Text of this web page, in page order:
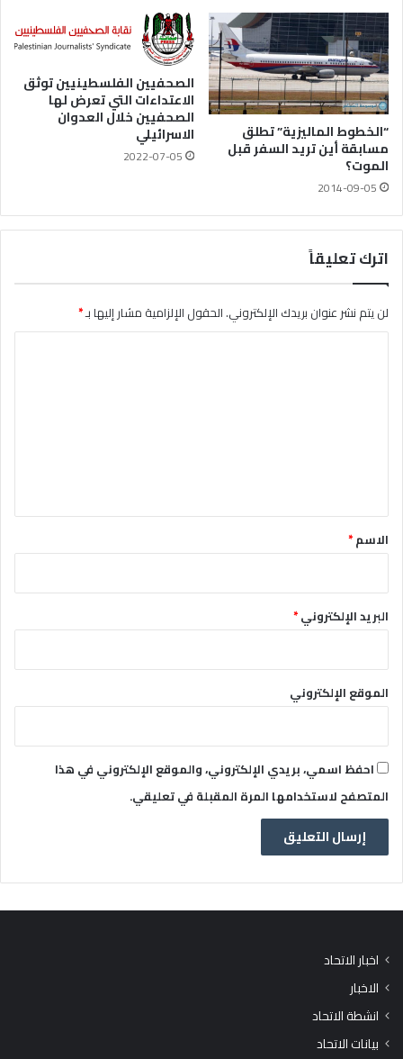
“الخطوط الماليزية” تطلق
مسابقة أين تريد السفر قبل
الموت؟
2014-09-05
الصحفيين الفلسطينيين توثق
الاعتداءات التي تعرض لها
الصحفيين خلال العدوان
الاسرائيلي
2022-07-05
اترك تعليقاً
لن يتم نشر عنوان بريدك الإلكتروني.الحقول الإلزامية مشار إليها بـ*
*الاسم*
البريد الإلكتروني*
الموقع الإلكتروني
احفظ اسمي، بريدي الإلكتروني، والموقع الإلكتروني في هذا
المتصفح لاستخدامها المرة المقبلة في تعليقي.
اخبار الاتحاد
الاخبار
انشطة الاتحاد
بيانات الاتحاد